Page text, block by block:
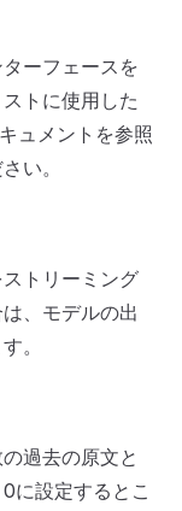
ーフェースを
トに使用した
ュメントを参照
い。
トリーミング
、モデルの出
。
過去の原文と
に設定するとこ